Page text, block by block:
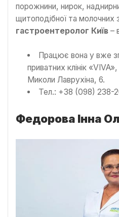
порожнини, нирок,
щитоподібної та молочних
гастроентеролог Київ –
Працює вона у вже
приватних клінік «VIVA»,
Миколи Лаврухіна, 6.
Тел.: +38 (098) 238-
Федорова Інна